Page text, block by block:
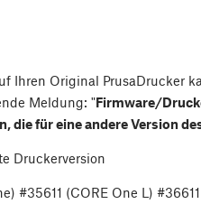
Ihren Original PrusaDrucker
Meldung: "Firmware/
die für eine andere Version
Druckerversion
#35611 (CORE One L)